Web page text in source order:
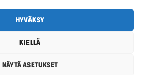
HYVÄKSY
KIELLÄ
NÄYTÄ ASETUKSET
kapp...
PYYDÄ TARJOUS